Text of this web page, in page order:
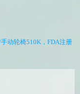
动轮椅510K，FDA注册